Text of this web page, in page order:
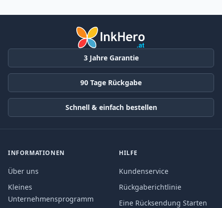
3 Jahre Garantie
90 Tage Rückgabe
Schnell & einfach bestellen
INFORMATIONEN
Über uns
Kleines
Unternehmensprogramm
HILFE
Kundenservice
Rückgaberichtlinie
Eine Rücksendung Starten